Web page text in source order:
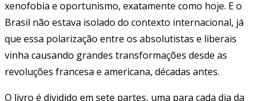
xenofobia e oportunismo, exatamente como hoje. E o
Brasil não estava isolado do contexto internacional, já
que essa polarização entre os absolutistas e liberais
vinha causando grandes transformações desde as
revoluções francesa e americana, décadas antes.
O livro é dividido em sete partes, uma para cada dia da